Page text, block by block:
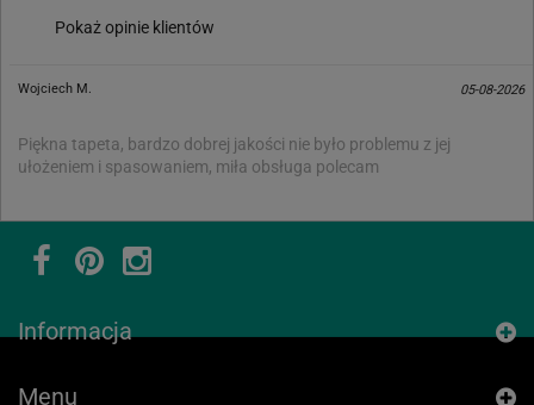
Pokaż opinie klientów
Wojciech M. 05-08-2026
Piękna tapeta, bardzo dobrej jakości nie było problemu z jej
ułożeniem i spasowaniem, miła obsługa polecam
Informacja
Menu